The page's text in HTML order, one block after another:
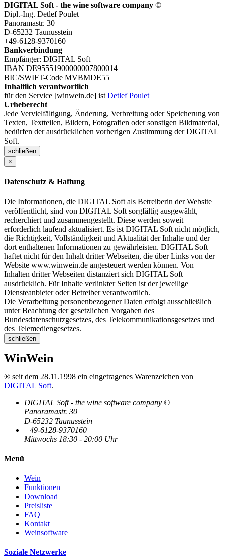
DIGITAL Soft - the wine software company ©
Dipl.-Ing. Detlef Poulet
Panoramastr. 30
D-65232 Taunusstein
+49-6128-9370160
Bankverbindung
Empfänger: DIGITAL Soft
IBAN DE95551900000007800014
BIC/SWIFT-Code MVBMDE55
Inhaltlich verantwortlich
für den Service [winwein.de] ist Detlef Poulet
Urheberecht
Jede Vervielfältigung, Änderung, Verbreitung oder Speicherung von
Texten, Textteilen, Bildern, Fotografien oder sonstigen Bildmaterial,
bedürfen der ausdrücklichen vorherigen Zustimmung der DIGITAL
Soft.
schließen
×
Datenschutz & Haftung
Die Informationen, die DIGITAL Soft als Betreiberin der Website
veröffentlicht, sind von DIGITAL Soft sorgfältig ausgewählt,
recherchiert und zusammengestellt. Diese werden soweit
erforderlich laufend aktualisiert. Es ist DIGITAL Soft nicht möglich,
die Richtigkeit, Vollständigkeit und Aktualität der Inhalte und der
dort enthaltenen Informationen zu gewährleisten. DIGITAL Soft
haftet nicht für den Inhalt dritter Webseiten, die über Links von der
Website www.winwein.de angesteuert werden können. Von
Inhalten dritter Webseiten distanziert sich DIGITAL Soft
ausdrücklich. Für Inhalte verlinkter Seiten ist der jeweilige
Diensteanbieter oder Betreiber verantwortlich.
Die Verarbeitung personenbezogener Daten erfolgt ausschließlich
unter Beachtung der gesetzlichen Vorgaben des
Bundesdatenschutzgesetzes, des Telekommunikationsgesetzes und
des Telemediengesetzes.
schließen
WinWein
® seit dem 28.11.1998 ein eingetragenes Warenzeichen von
DIGITAL Soft.
DIGITAL Soft - the wine software company ©
Panoramastr. 30
D-65232 Taunusstein
+49-6128-9370160
Mittwochs 18:30 - 20:00 Uhr
Menü
Wein
Funktionen
Download
Preisliste
FAQ
Kontakt
Weinsoftware
Soziale Netzwerke